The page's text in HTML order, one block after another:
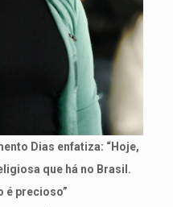
Dias enfatiza: “Hoje,
que há no Brasil.
é precioso”